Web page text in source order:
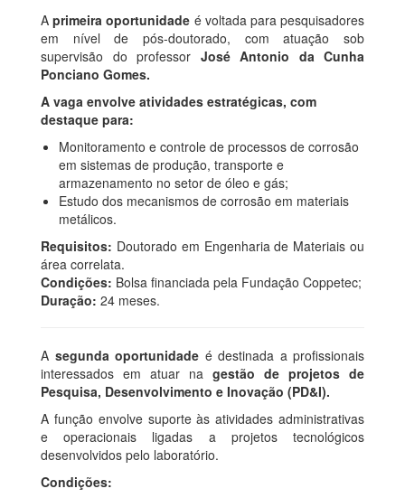
Aprimeira oportunidade é voltada para pesquisadores
em nível de pós-doutorado, com atuação sob
supervisão do professor José Antonio da Cunha
Ponciano Gomes.
A vaga envolve atividades estratégicas, com
destaque para:
Monitoramento e controle de processos de corrosão
em sistemas de produção, transporte e
armazenamento no setor de óleo e gás;
Estudo dos mecanismos de corrosão em materiais
metálicos.
Requisitos: Doutorado em Engenharia de Materiais ou
área correlata.
Condições: Bolsa financiada pela Fundação Coppetec;
Duração: 24 meses.
A segunda oportunidade é destinada a profissionais
interessados em atuar na gestão de projetos de
Pesquisa, Desenvolvimento e Inovação (PD&I).
A função envolve suporte às atividades administrativas
e operacionais ligadas a projetos tecnológicos
desenvolvidos pelo laboratório.
Condições: